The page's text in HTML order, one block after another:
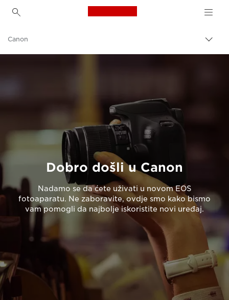
Canon Logo, back to
Canon
Dobro došli u Canon
Nadamo se da ćete uživati u novom EOS
fotoaparatu. Ne zaboravite, ovdje smo kako bismo
vam pomogli da najbolje iskoristite novi uređaj.